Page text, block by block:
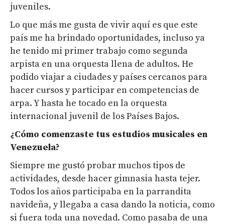
juveniles.
Lo que más me gusta de vivir aquí es que este
país me ha brindado oportunidades, incluso ya
he tenido mi primer trabajo como segunda
arpista en una orquesta llena de adultos. He
podido viajar a ciudades y países cercanos para
hacer cursos y participar en competencias de
arpa. Y hasta he tocado en la orquesta
internacional juvenil de los Países Bajos.
¿Cómo comenzaste tus estudios musicales en
Venezuela?
Siempre me gustó probar muchos tipos de
actividades, desde hacer gimnasia hasta tejer.
Todos los años participaba en la parrandita
navideña, y llegaba a casa dando la noticia, como
si fuera toda una novedad. Como pasaba de una